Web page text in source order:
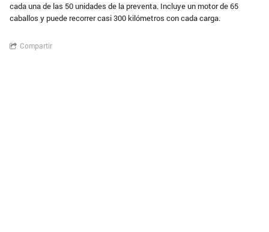
cada una de las 50 unidades de la preventa. Incluye un motor de 65
caballos y puede recorrer casi 300 kilómetros con cada carga.
Compartir